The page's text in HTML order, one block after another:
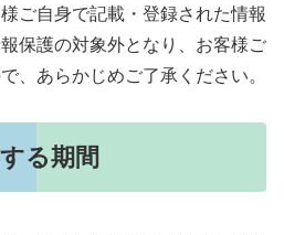
ご自身で記載・登録された情報
保護の対象外となり、お客様ご
、あらかじめご了承ください。
る期間